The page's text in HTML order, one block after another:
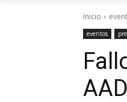
Inicio
eventos